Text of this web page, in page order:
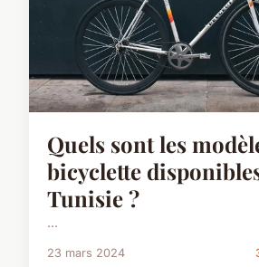
Quels sont les
bicyclette
Tunisie ?
...
23 mars 2024